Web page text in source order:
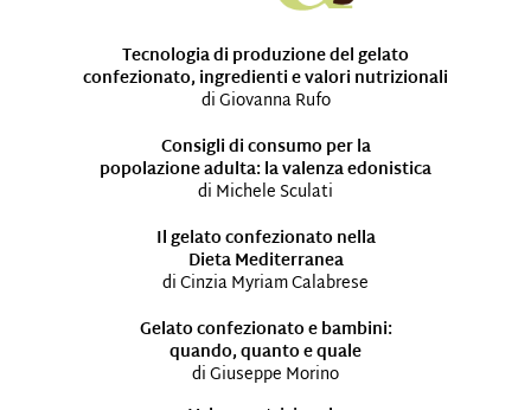
Tecnologia di produzione del gelato
confezionato, ingredienti e valori nutrizionali
di Giovanna Rufo
Consigli di consumo per la
popolazione adulta: la valenza edonistica
di Michele Sculati
Il gelato confezionato nella
Dieta Mediterranea
di Cinzia Myriam Calabrese
Gelato confezionato e bambini:
quando, quanto e quale
di Giuseppe Morino